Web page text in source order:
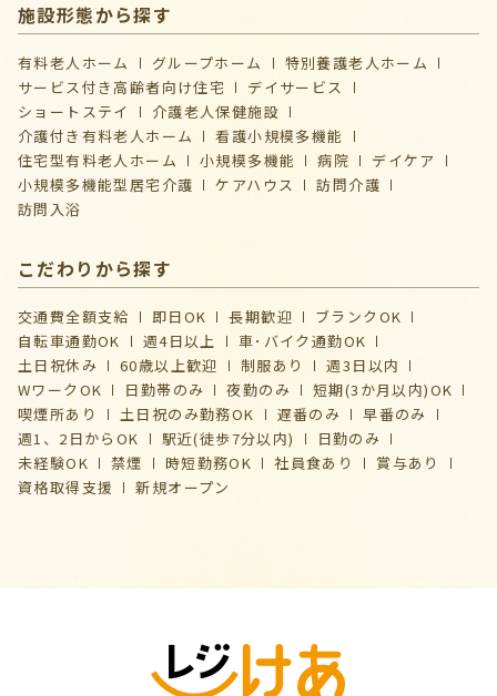
施設形態から探す
有料老人ホーム グループホーム
特別養護老人ホーム
サービス付き高齢者向け住宅
デイサービス
ショートステイ
介護⽼⼈保健施設
介護付き有料老人ホーム
看護小規模多機能
住宅型有料老人ホーム
小規模多機能 病院
デイケア
⼩規模多機能型居宅介護
ケアハウス
訪問介護
訪問入浴
こだわりから探す
交通費全額支給 即日OK 長期歓迎
ブランクOK
自転車通勤OK
週4日以上
車･バイク通勤OK
土日祝休み
60歳以上歓迎 制服あり
週3日以内
WワークOK
日勤帯のみ 夜勤のみ
短期(3か月以内)OK
喫煙所あり
土日祝のみ勤務OK 遅番のみ
早番のみ
週1、2日からOK
駅近(徒歩7分以内)
日勤のみ
未経験OK
禁煙 時短勤務OK 社員食あり
賞与あり
資格取得支援
新規オープン